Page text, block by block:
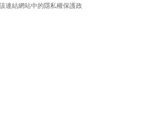
連結網站中的隱私權保護政